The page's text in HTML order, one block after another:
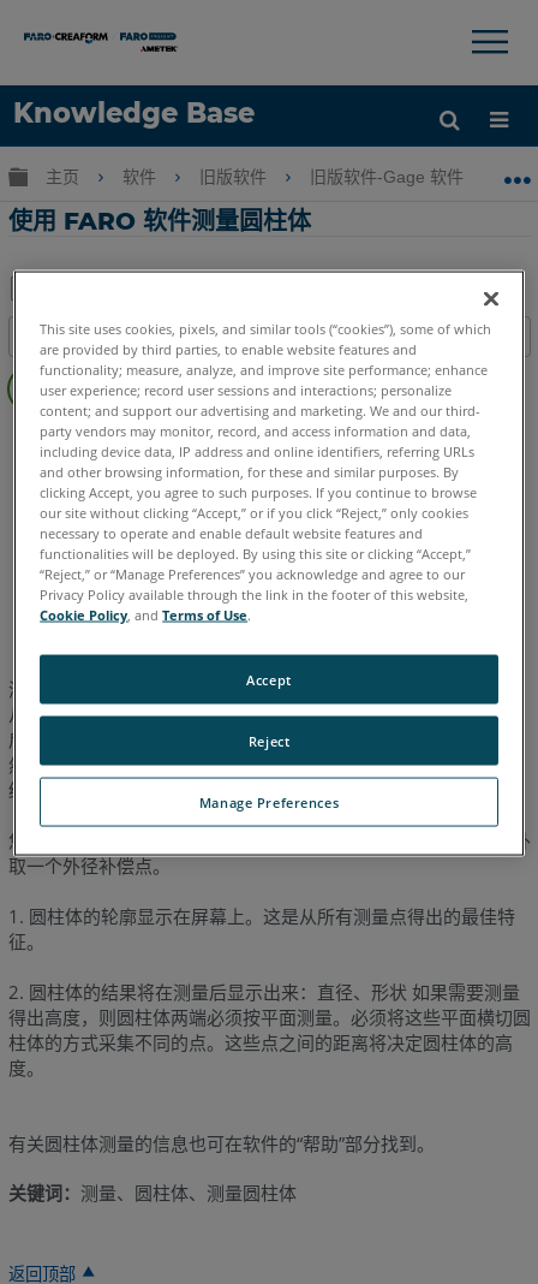
Knowledge Base
语言
×
扩展/隐缩全局层次
主页 软件 旧版软件 旧版软件-Gage 软件
使用 FARO 软件测量圆柱体
另
存
为
PDF
目录
无
CAM2 Measure Q Measure X Measure 3/4
旧版软件
Gage 软件
德语 意大利语 日语 法语 简体中文 英语 葡萄牙语
西班牙语 韩语
测量圆柱体需要至少采集 6 个点，但我们建议采集至少 13 个点。
从圆柱体的一端开始，沿着圆柱体采集 3 个点（间距相同），然
后移至圆柱体另一端，沿着圆柱体采集另 3 个点（间距相同），
然后在这 6 个点区域内采集剩余的点。请分散采集，以达到最佳
结果。
您测量完圆柱体后，在中间区域取一个内径补偿点，或在圆柱体外
取一个外径补偿点。
1. 圆柱体的轮廓显示在屏幕上。这是从所有测量点得出的最佳特
征。
2. 圆柱体的结果将在测量后显示出来：直径、形状 如果需要测量
得出高度，则圆柱体两端必须按平面测量。必须将这些平面横切圆
柱体的方式采集不同的点。这些点之间的距离将决定圆柱体的高
度。
有关圆柱体测量的信息也可在软件的“帮助”部分找到。
关键词： 测量、圆柱体、测量圆柱体
返回顶部
This site uses cookies, pixels, and similar tools (“cookies”), some of which
are provided by third parties, to enable website features and
functionality; measure, analyze, and improve site performance; enhance
user experience; record user sessions and interactions; personalize
content; and support our advertising and marketing. We and our third-
party vendors may monitor, record, and access information and data,
including device data, IP address and online identifiers, referring URLs
and other browsing information, for these and similar purposes. By
clicking Accept, you agree to such purposes. If you continue to browse
our site without clicking “Accept,” or if you click “Reject,” only cookies
necessary to operate and enable default website features and
functionalities will be deployed. By using this site or clicking “Accept,”
“Reject,” or “Manage Preferences” you acknowledge and agree to our
Privacy Policy available through the link in the footer of this website,
Cookie Policy , andTerms of Use.
Manage Preferences
Reject
Accept